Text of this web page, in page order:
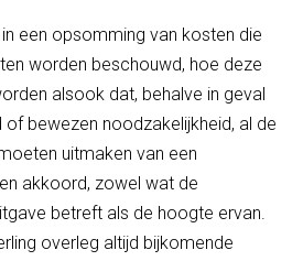
een opsomming van kosten die
worden beschouwd, hoe deze
alsook dat, behalve in geval
bewezen noodzakelijkheid, al de
uitmaken van een
akkoord, zowel wat de
betreft als de hoogte ervan.
overleg altijd bijkomende